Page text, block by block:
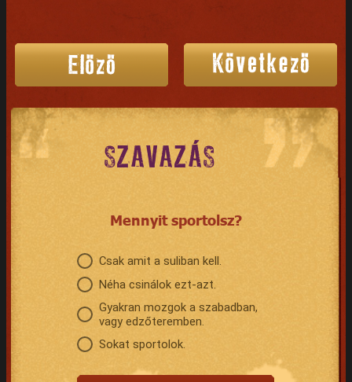
SZAVAZÁS
Mennyit sportolsz?
Csak amit a suliban kell.
Néha csinálok ezt-azt.
Gyakran mozgok a szabadban,
vagy edzőteremben.
Sokat sportolok.